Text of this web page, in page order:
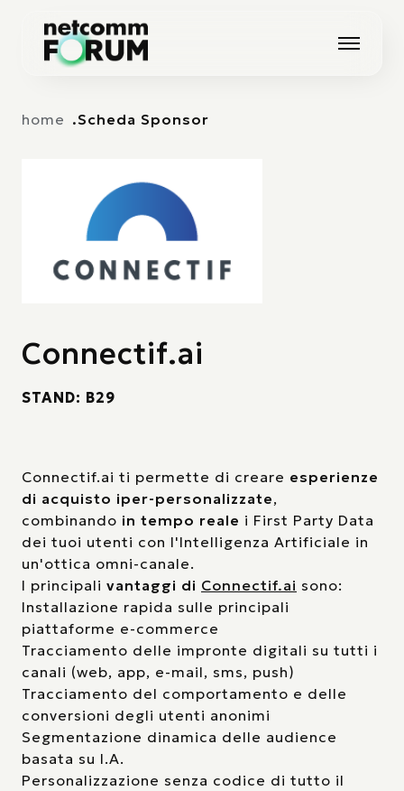
home Scheda Sponsor
Connectif.ai
STAND: B29
Connectif.ai ti permette di creare esperienze
di acquisto iper-personalizzate,
combinando in tempo reale i First Party Data
dei tuoi utenti con l'Intelligenza Artificiale in
un'ottica omni-canale.
I principali vantaggi di Connectif.ai sono:
Installazione rapida sulle principali
piattaforme e-commerce
Tracciamento delle impronte digitali su tutti i
canali (web, app, e-mail, sms, push)
Tracciamento del comportamento e delle
conversioni degli utenti anonimi
Segmentazione dinamica delle audience
basata su I.A.
Personalizzazione senza codice di tutto il